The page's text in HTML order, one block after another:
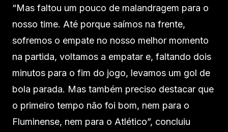
“Mas faltou um pouco de malandragem para o
nosso time. Até porque saímos na frente,
sofremos o empate no nosso melhor momento
na partida, voltamos a empatar e, faltando dois
minutos para o fim do jogo, levamos um gol de
bola parada. Mas também preciso destacar que
o primeiro tempo não foi bom, nem para o
Fluminense, nem para o Atlético”, concluiu